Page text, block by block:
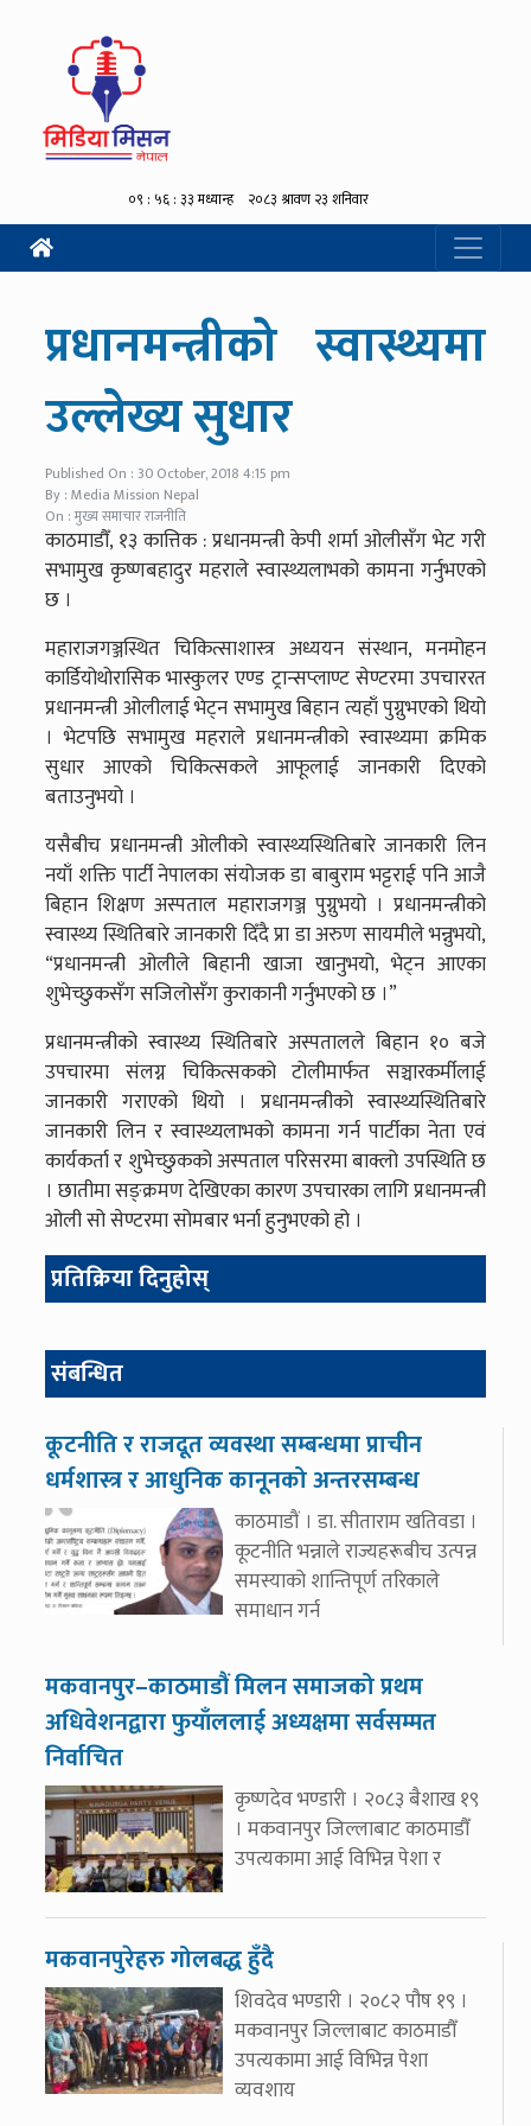
प्रधानमन्त्रीको स्वास्थ्यमा
उल्लेख्य सुधार
Published On : 30 October, 2018 4:15 pm
By : Media Mission Nepal
On : मुख्य समाचार राजनीति
काठमाडौँ, १३ कात्तिक : प्रधानमन्त्री केपी शर्मा ओलीसँग भेट गरी
सभामुख कृष्णबहादुर महराले स्वास्थ्यलाभको कामना गर्नुभएको
छ ।
महाराजगञ्जस्थित चिकित्साशास्त्र अध्ययन संस्थान, मनमोहन
कार्डियोथोरासिक भास्कुलर एण्ड ट्रान्सप्लाण्ट सेण्टरमा उपचाररत
प्रधानमन्त्री ओलीलाई भेट्न सभामुख बिहान त्यहाँ पुग्नुभएको थियो
। भेटपछि सभामुख महराले प्रधानमन्त्रीको स्वास्थ्यमा क्रमिक
सुधार आएको चिकित्सकले आफूलाई जानकारी दिएको
बताउनुभयो ।
यसैबीच प्रधानमन्त्री ओलीको स्वास्थ्यस्थितिबारे जानकारी लिन
नयाँ शक्ति पार्टी नेपालका संयोजक डा बाबुराम भट्टराई पनि आजै
बिहान शिक्षण अस्पताल महाराजगञ्ज पुग्नुभयो । प्रधानमन्त्रीको
स्वास्थ्य स्थितिबारे जानकारी दिँदै प्रा डा अरुण सायमीले भन्नुभयो,
“प्रधानमन्त्री ओलीले बिहानी खाजा खानुभयो, भेट्न आएका
शुभेच्छुकसँग सजिलोसँग कुराकानी गर्नुभएको छ ।”
प्रधानमन्त्रीको स्वास्थ्य स्थितिबारे अस्पतालले बिहान १० बजे
उपचारमा संलग्न चिकित्सकको टोलीमार्फत सञ्चारकर्मीलाई
जानकारी गराएको थियो । प्रधानमन्त्रीको स्वास्थ्यस्थितिबारे
जानकारी लिन र स्वास्थ्यलाभको कामना गर्न पार्टीका नेता एवं
कार्यकर्ता र शुभेच्छुकको अस्पताल परिसरमा बाक्लो उपस्थिति छ
। छातीमा सङ्क्रमण देखिएका कारण उपचारका लागि प्रधानमन्त्री
ओली सो सेण्टरमा सोमबार भर्ना हुनुभएको हो ।
प्रतिक्रिया दिनुहोस्
संबन्धित
कूटनीति र राजदूत व्यवस्था सम्बन्धमा प्राचीन
धर्मशास्त्र र आधुनिक कानूनको अन्तरसम्बन्ध
काठमाडौं । डा. सीताराम खतिवडा ।
कूटनीति भन्नाले राज्यहरूबीच उत्पन्न
समस्याको शान्तिपूर्ण तरिकाले
समाधान गर्न
मकवानपुर–काठमाडौं मिलन समाजको प्रथम
अधिवेशनद्वारा फुयाँललाई अध्यक्षमा सर्वसम्मत
निर्वाचित
कृष्णदेव भण्डारी । २०८३ बैशाख १९
। मकवानपुर जिल्लाबाट काठमाडौँ
उपत्यकामा आई विभिन्न पेशा र
मकवानपुरेहरु गोलबद्ध हुँदै
शिवदेव भण्डारी । २०८२ पौष १९ ।
मकवानपुर जिल्लाबाट काठमाडौँ
उपत्यकामा आई विभिन्न पेशा
व्यवशाय